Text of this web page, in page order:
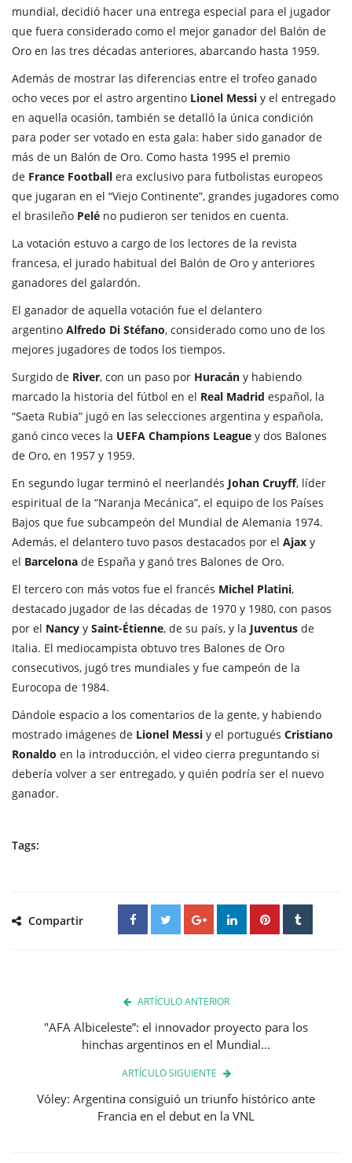
mundial, decidió hacer una entrega especial para el jugador
que fuera considerado como el mejor ganador del Balón de
Oro en las tres décadas anteriores, abarcando hasta 1959.
Además de mostrar las diferencias entre el trofeo ganado
ocho veces por el astro argentino Lionel Messi y el entregado
en aquella ocasión, también se detalló la única condición
para poder ser votado en esta gala: haber sido ganador de
más de un Balón de Oro. Como hasta 1995 el premio
de France Football era exclusivo para futbolistas europeos
que jugaran en el “Viejo Continente”, grandes jugadores como
el brasileño Pelé no pudieron ser tenidos en cuenta.
La votación estuvo a cargo de los lectores de la revista
francesa, el jurado habitual del Balón de Oro y anteriores
ganadores del galardón.
El ganador de aquella votación fue el delantero
argentino Alfredo Di Stéfano, considerado como uno de los
mejores jugadores de todos los tiempos.
Surgido de River, con un paso por Huracán y habiendo
marcado la historia del fútbol en el Real Madrid español, la
“Saeta Rubia” jugó en las selecciones argentina y española,
ganó cinco veces la UEFA Champions League y dos Balones
de Oro, en 1957 y 1959.
En segundo lugar terminó el neerlandés Johan Cruyff, líder
espiritual de la “Naranja Mecánica”, el equipo de los Países
Bajos que fue subcampeón del Mundial de Alemania 1974.
Además, el delantero tuvo pasos destacados por el Ajax y
el Barcelona de España y ganó tres Balones de Oro.
El tercero con más votos fue el francés Michel Platini,
destacado jugador de las décadas de 1970 y 1980, con pasos
por el Nancy y Saint-Étienne, de su país, y la Juventus de
Italia. El mediocampista obtuvo tres Balones de Oro
consecutivos, jugó tres mundiales y fue campeón de la
Eurocopa de 1984.
Dándole espacio a los comentarios de la gente, y habiendo
mostrado imágenes de Lionel Messi y el portugués Cristiano
Ronaldo en la introducción, el video cierra preguntando si
debería volver a ser entregado, y quién podría ser el nuevo
ganador.
Tags:
Compartir
ARTÍCULO ANTERIOR
"AFA Albiceleste”: el innovador proyecto para los
hinchas argentinos en el Mundial...
ARTÍCULO SIGUIENTE
Vóley: Argentina consiguió un triunfo histórico ante
Francia en el debut en la VNL